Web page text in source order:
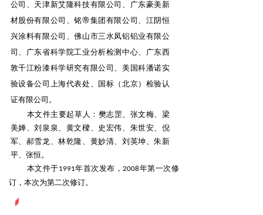
公司、天津新艾隆科技有限公司、广东豪美新
材股份有限公司、铭帝集团有限公司、江阴恒
兴涂料有限公司、佛山市三水凤铝铝业有限公
司、广东省科学院工业分析检测中心、 广东西
敦千江粉漆科学研究有限公司、美国科潘诺实
验设备公司上海代表处、国标（北京）检验认
证有限公司。
本文件主要起草人：樊志罡、张文梅、梁
美婵、刘泉泉、黄文樑、史宏伟、朱世安、倪
军、郝雪龙、林乾隆、黄妙清、刘英坤、朱新
平、张恒。
本文件于1991年首次发布，2008年第一次修
订，本次为第二次修订。